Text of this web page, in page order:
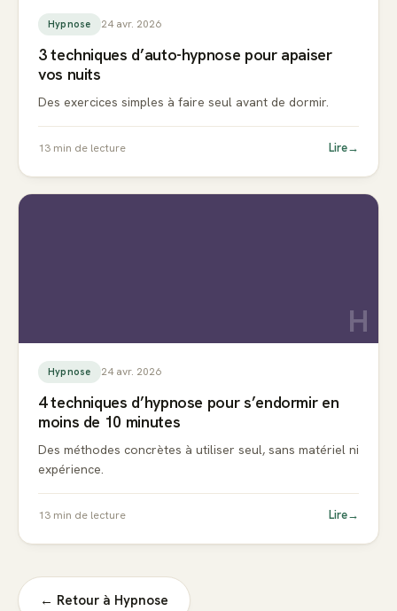
Hypnose 24 avr. 2026
3 techniques d’auto-hypnose pour apaiser
vos nuits
Des exercices simples à faire seul avant de dormir.
13 min de lecture Lire→
H
Hypnose 24 avr. 2026
4 techniques d’hypnose pour s’endormir en
moins de 10 minutes
Des méthodes concrètes à utiliser seul, sans matériel ni
expérience.
13 min de lecture Lire→
← Retour à Hypnose